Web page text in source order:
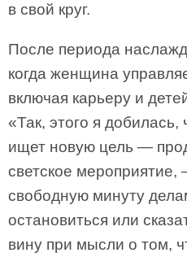
в свой круг.
После периода
когда женщина
включая карьеру и
«Так, этого я
ищет новую цель —
светское
свободную минуту
остановиться или
вину при мысли о том,